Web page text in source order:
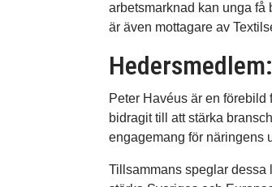
arbetsmarknad kan unga få
är även mottagare av
Peter Havéus är en
bidragit till att stärka
engagemang för näringens
Tillsammans speglar dessa